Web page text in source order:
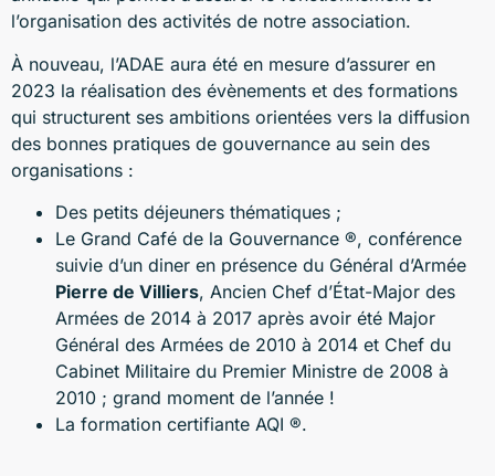
l’organisation des activités de notre association.
À nouveau, l’ADAE aura été en mesure d’assurer en
2023 la réalisation des évènements et des formations
qui structurent ses ambitions orientées vers la diffusion
des bonnes pratiques de gouvernance au sein des
organisations :
Des petits déjeuners thématiques ;
Le Grand Café de la Gouvernance ®, conférence
suivie d’un diner en présence du Général d’Armée
Pierre de Villiers, Ancien Chef d’État-Major des
Armées de 2014 à 2017 après avoir été Major
Général des Armées de 2010 à 2014 et Chef du
Cabinet Militaire du Premier Ministre de 2008 à
2010 ; grand moment de l’année !
La formation certifiante AQI ®.